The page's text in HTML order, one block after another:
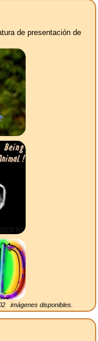
de presentación de
imágenes disponibles.